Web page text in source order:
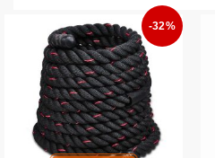
-32%